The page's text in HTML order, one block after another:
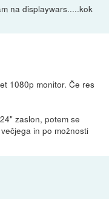
na displaywars.....kok
1080p monitor. Če res
zaslon, potem se
in po možnosti